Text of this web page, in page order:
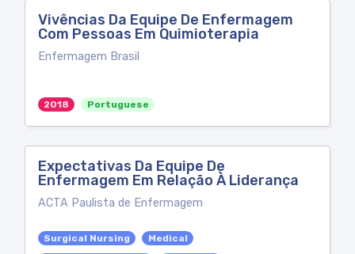
Vivências Da Equipe De Enfermagem
Com Pessoas Em Quimioterapia
Enfermagem Brasil
2018 Portuguese
Expectativas Da Equipe De
Enfermagem Em Relação À Liderança
ACTA Paulista de Enfermagem
Surgical Nursing
Medical